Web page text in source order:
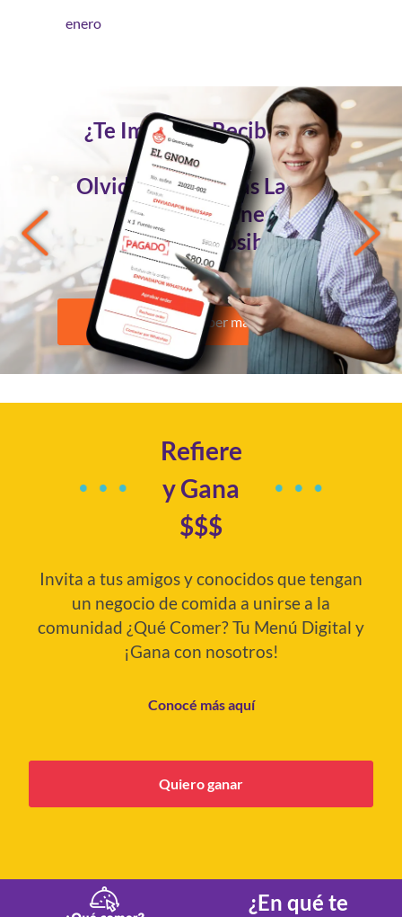
enero
¿Te Imaginas Recibir Tus
Pedidos
Olvidándote de las Largas
Conversaciones?
Ahora es Posible
Quiero saber más
Refiere
y Gana
$$$
Invita a tus amigos y conocidos que tengan
un negocio de comida a unirse a la
comunidad ¿Qué Comer? Tu Menú Digital y
¡Gana con nosotros!
Conocé más aquí
Quiero ganar
¿En qué te